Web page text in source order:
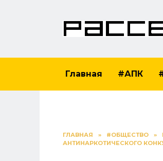
Главная #АПК
ГЛАВНАЯ » #ОБЩЕСТВО »
АНТИНАРКОТИЧЕСКОГО